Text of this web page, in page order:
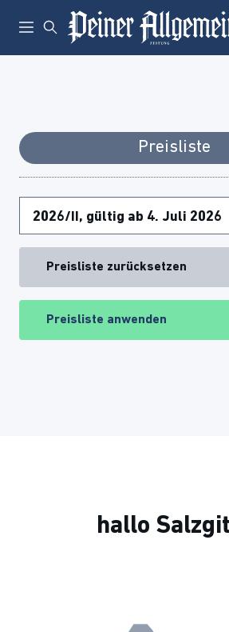
Preisliste
Preisliste zurücksetzen
Preisliste anwenden
hallo